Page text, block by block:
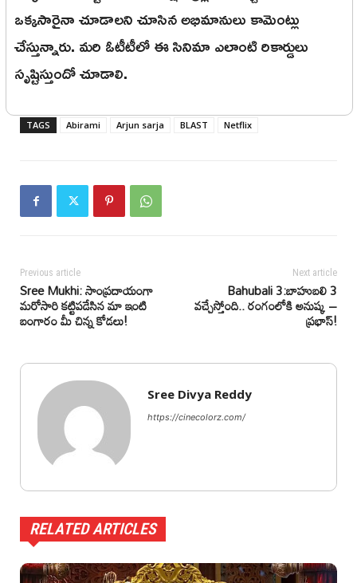
ఒక్కసారైనా చూడాలని చూసిన అభిమానులు కామెంట్లు
చేస్తున్నారు. మరి ఓటీటీలో ఈ సినిమా ఎలాంటి రికార్డులు
సృష్టిస్తుందో చూడాలి.
TAGS Abirami Arjun sarja BLAST Netflix
Previous article
Sree Mukhi: సాంప్రదాయంగా
మరోసారి కట్టిపడేసిన మా ఇంటి
బంగారం మీ చిన్న కోడలు!
Next article
Bahubali 3:బాహుబలి 3
వచ్చేస్తోంది.. రంగంలోకి అనుష్క –
ప్రభాస్!
Sree Divya Reddy
https://cinecolorz.com/
RELATED ARTICLES